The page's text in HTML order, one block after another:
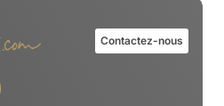
Contactez-nous